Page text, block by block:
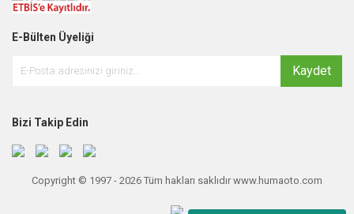
E-Bülten Üyeliği
Kaydet
Bizi Takip Edin
Copyright © 1997 - 2026 Tüm hakları saklıdır www.humaoto.com